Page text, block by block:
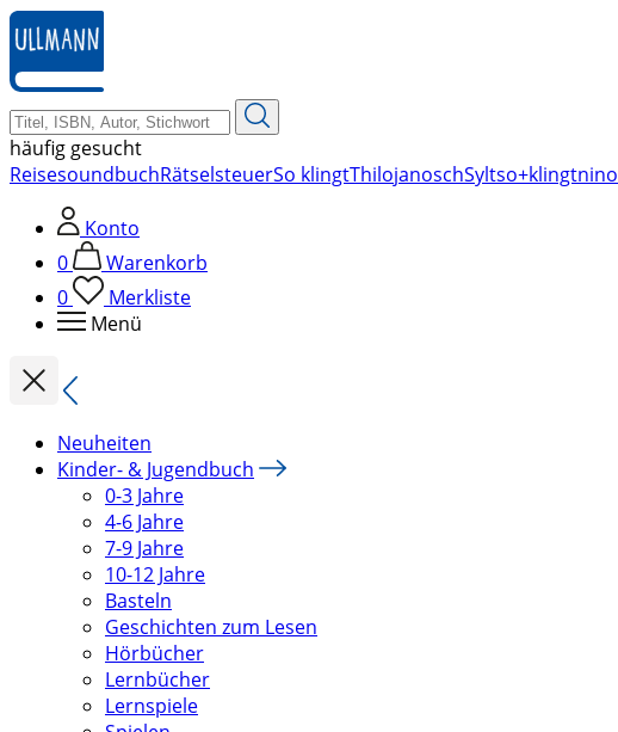
zum
Hauptinhalt
springen
häufig gesucht
ReisesoundbuchRätselsteuerSo klingtThilojanoschSyltso+klingtnino
Konto
0
Warenkorb
0
Merkliste
Menü
Neuheiten
Kinder- & Jugendbuch
0-3 Jahre
4-6 Jahre
7-9 Jahre
10-12 Jahre
Basteln
Geschichten zum Lesen
Hörbücher
Lernbücher
Lernspiele